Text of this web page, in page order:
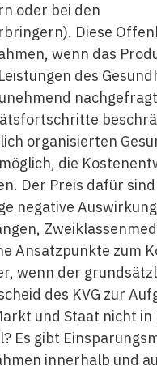
oder bei den
Diese
wenn das
des
organisierten
die
Der Preis dafür
negative
Ansatzpunkte zum
wenn der
des KVG zur
und Staat nicht
Es gibt
innerhalb und